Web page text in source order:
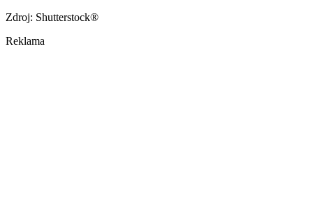
Zdroj: Shutterstock®
Reklama